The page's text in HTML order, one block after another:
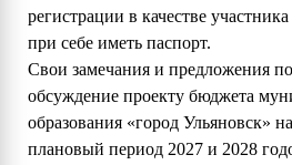
регистрации в качестве
при себе иметь паспорт.
Свои замечания и предложения
обсуждение проекту бюджета
образования «город Ульяновск»
плановый период 2027 и 2028